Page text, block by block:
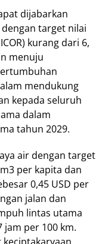
dijabarkan
target nilai
kurang dari 6,
menuju
mendukung
kepada seluruh
dalam
tahun 2029.
air dengan target
per kapita dan
0,45 USD per
jalan dan
lintas utama
jam per 100 km.